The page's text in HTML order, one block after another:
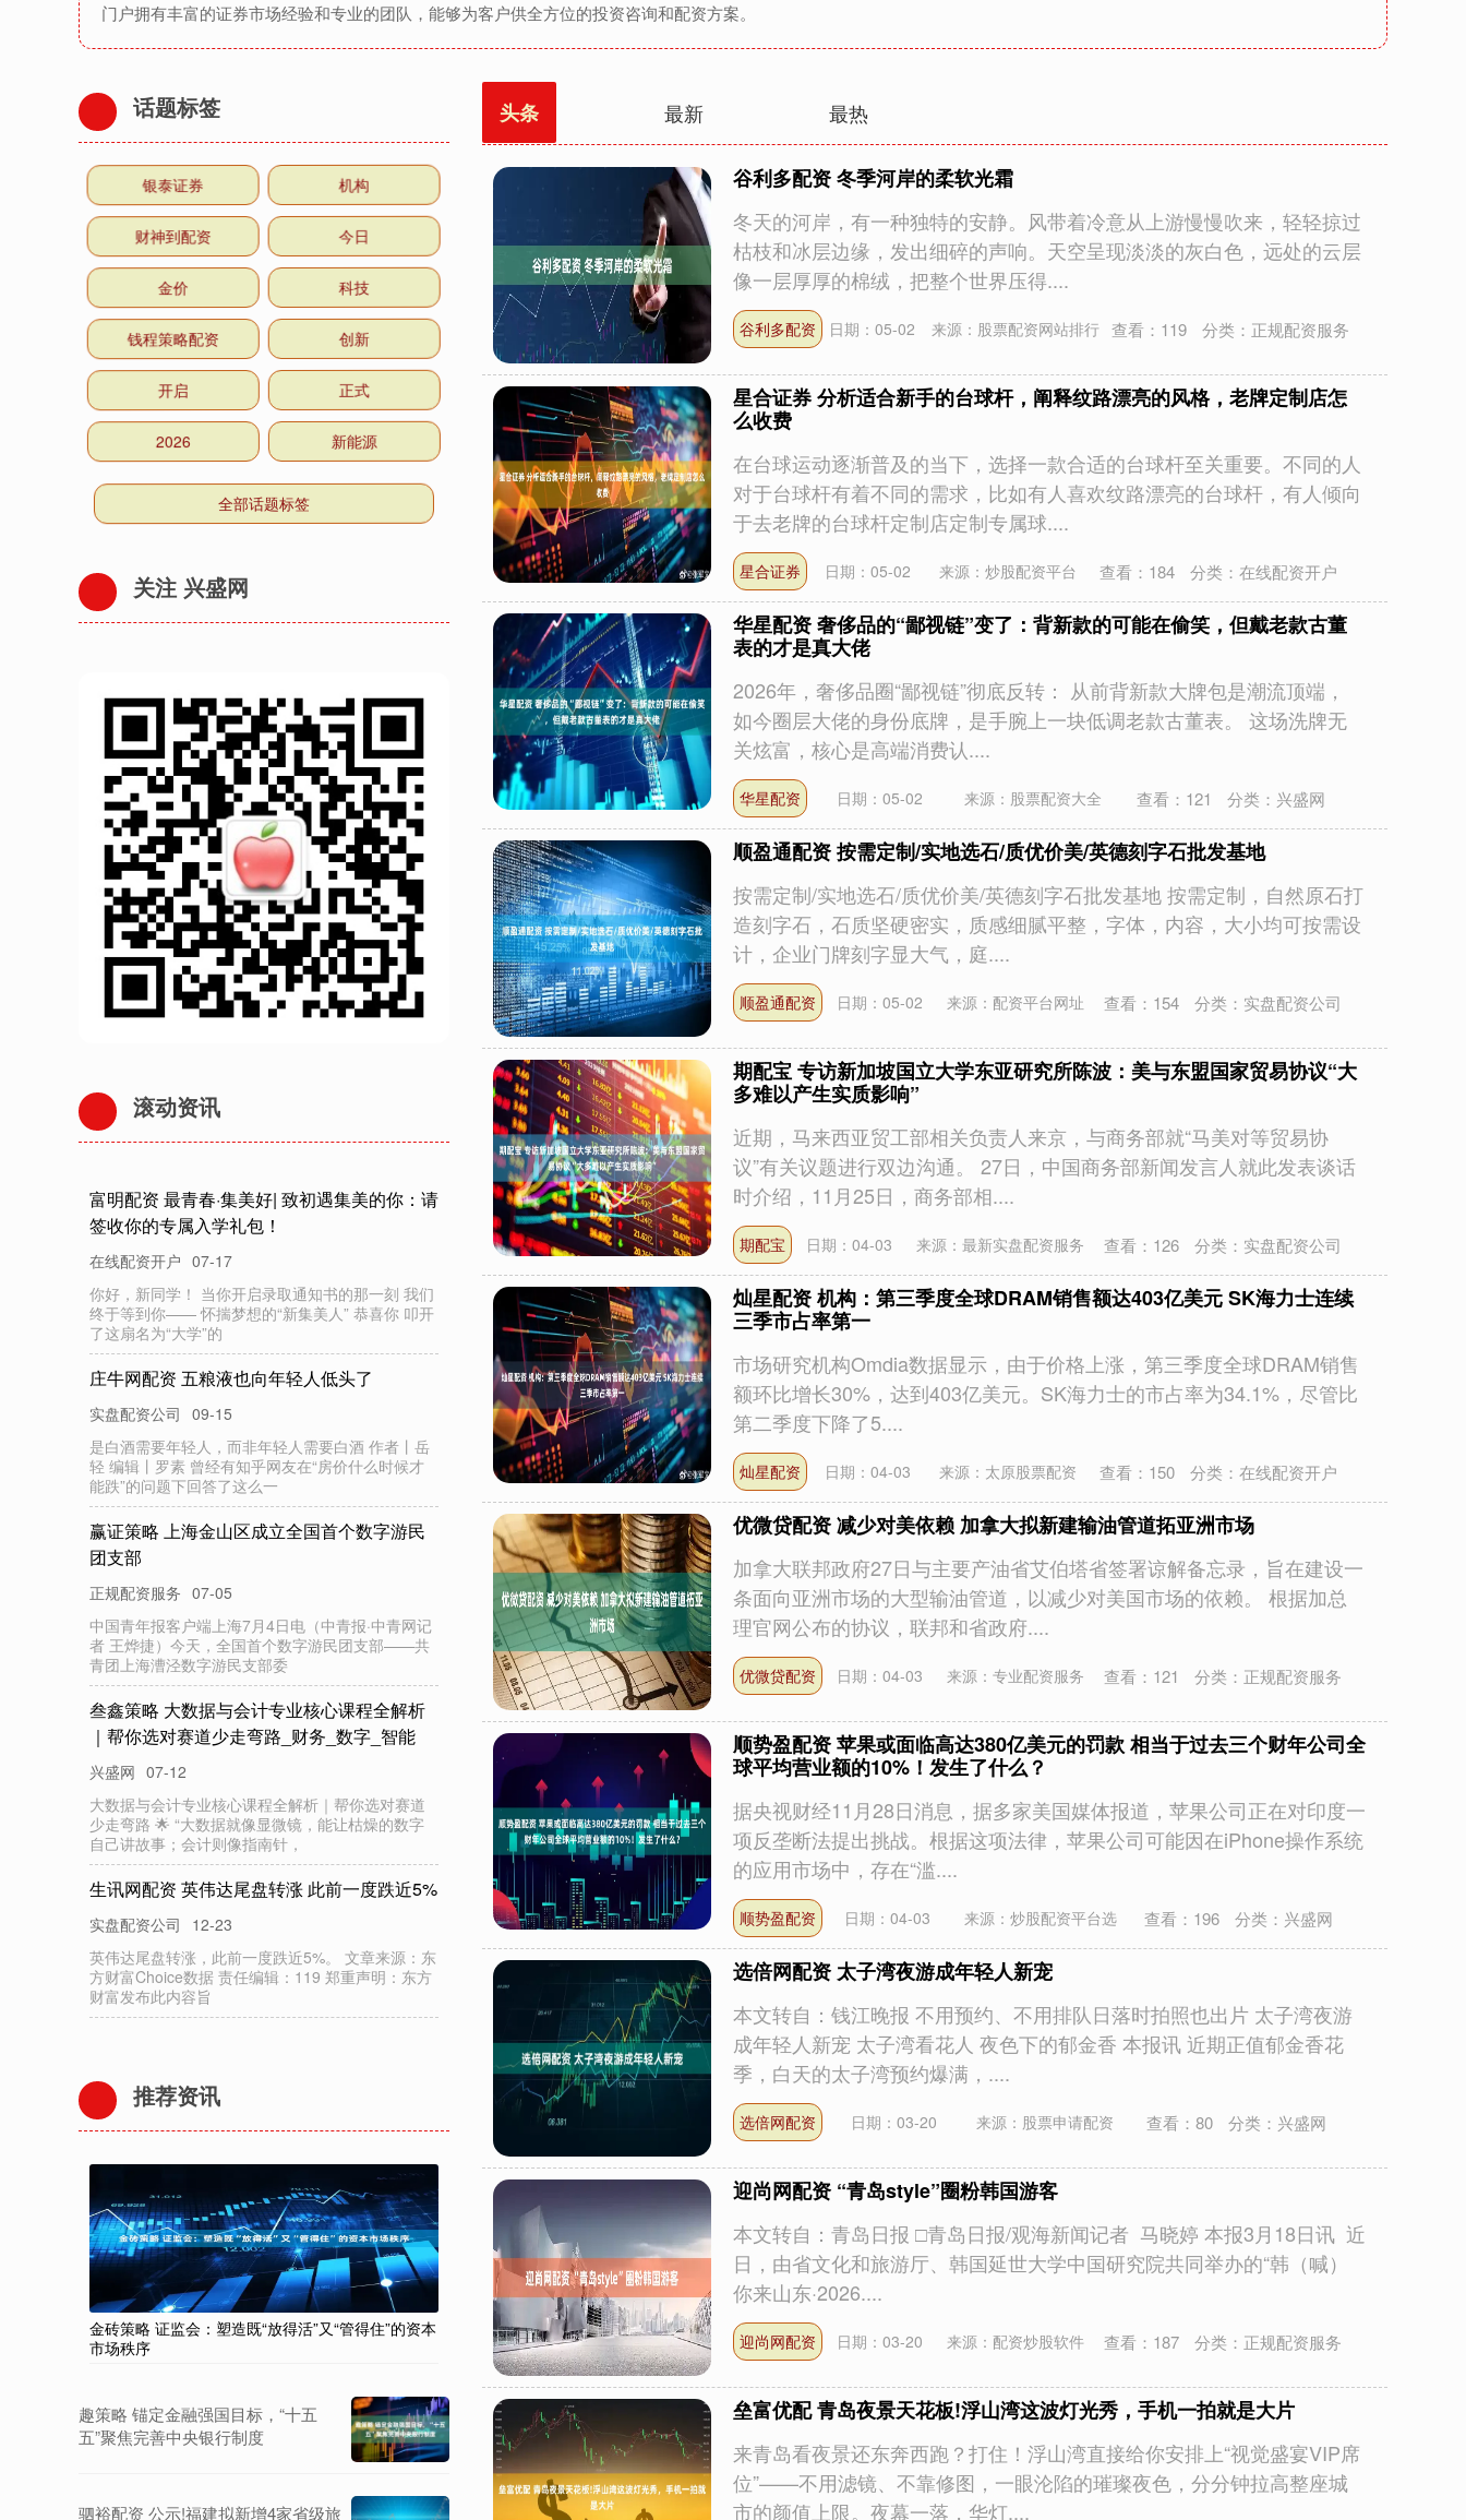
门户拥有丰富的证券市场经验和专业的团队，能够为客户供全方位的投资咨询和配资方案。
头条 最新 最热
谷利多配资 冬季河岸的柔软光霜
冬天的河岸，有一种独特的安静。风带着冷意从上游慢慢吹来，轻轻掠过
枯枝和冰层边缘，发出细碎的声响。天空呈现淡淡的灰白色，远处的云层
像一层厚厚的棉绒，把整个世界压得....
谷利多配资 日期：05-02 来源：股票配资网站排行 查看： 119 分类： 正规配资服务
星合证券 分析适合新手的台球杆，阐释纹路漂亮的风格，老牌定制店怎
么收费
在台球运动逐渐普及的当下，选择一款合适的台球杆至关重要。不同的人
对于台球杆有着不同的需求，比如有人喜欢纹路漂亮的台球杆，有人倾向
于去老牌的台球杆定制店定制专属球....
星合证券 日期：05-02 来源：炒股配资平台 查看： 184 分类： 在线配资开户
华星配资 奢侈品的“鄙视链”变了：背新款的可能在偷笑，但戴老款古董
表的才是真大佬
2026年，奢侈品圈“鄙视链”彻底反转： 从前背新款大牌包是潮流顶端，
如今圈层大佬的身份底牌，是手腕上一块低调老款古董表。 这场洗牌无
关炫富，核心是高端消费认....
华星配资 日期：05-02 来源：股票配资大全 查看： 121 分类： 兴盛网
顺盈通配资 按需定制/实地选石/质优价美/英德刻字石批发基地
按需定制/实地选石/质优价美/英德刻字石批发基地 按需定制，自然原石打
造刻字石，石质坚硬密实，质感细腻平整，字体，内容，大小均可按需设
计，企业门牌刻字显大气，庭....
顺盈通配资 日期：05-02 来源：配资平台网址 查看： 154 分类： 实盘配资公司
期配宝 专访新加坡国立大学东亚研究所陈波：美与东盟国家贸易协议“大
多难以产生实质影响”
近期，马来西亚贸工部相关负责人来京，与商务部就“马美对等贸易协
议”有关议题进行双边沟通。 27日，中国商务部新闻发言人就此发表谈话
时介绍，11月25日，商务部相....
期配宝 日期：04-03 来源：最新实盘配资服务 查看： 126 分类： 实盘配资公司
灿星配资 机构：第三季度全球DRAM销售额达403亿美元 SK海力士连续
三季市占率第一
市场研究机构Omdia数据显示，由于价格上涨，第三季度全球DRAM销售
额环比增长30%，达到403亿美元。SK海力士的市占率为34.1%，尽管比
第二季度下降了5....
灿星配资 日期：04-03 来源：太原股票配资 查看： 150 分类： 在线配资开户
优微贷配资 减少对美依赖 加拿大拟新建输油管道拓亚洲市场
加拿大联邦政府27日与主要产油省艾伯塔省签署谅解备忘录，旨在建设一
条面向亚洲市场的大型输油管道，以减少对美国市场的依赖。 根据加总
理官网公布的协议，联邦和省政府....
优微贷配资 日期：04-03 来源：专业配资服务 查看： 121 分类： 正规配资服务
顺势盈配资 苹果或面临高达380亿美元的罚款 相当于过去三个财年公司全
球平均营业额的10%！发生了什么？
据央视财经11月28日消息，据多家美国媒体报道，苹果公司正在对印度一
项反垄断法提出挑战。根据这项法律，苹果公司可能因在iPhone操作系统
的应用市场中，存在“滥....
顺势盈配资 日期：04-03 来源：炒股配资平台选 查看： 196 分类： 兴盛网
选倍网配资 太子湾夜游成年轻人新宠
本文转自：钱江晚报 不用预约、不用排队日落时拍照也出片 太子湾夜游
成年轻人新宠 太子湾看花人 夜色下的郁金香 本报讯 近期正值郁金香花
季，白天的太子湾预约爆满，....
选倍网配资 日期：03-20 来源：股票申请配资 查看：80 分类： 兴盛网
迎尚网配资 “青岛style”圈粉韩国游客
本文转自：青岛日报 □青岛日报/观海新闻记者 马晓婷 本报3月18日讯 近
日，由省文化和旅游厅、韩国延世大学中国研究院共同举办的“韩（喊）
你来山东·2026....
迎尚网配资 日期：03-20 来源：配资炒股软件 查看： 187 分类： 正规配资服务
垒富优配 青岛夜景天花板!浮山湾这波灯光秀，手机一拍就是大片
来青岛看夜景还东奔西跑？打住！浮山湾直接给你安排上“视觉盛宴VIP席
位”——不用滤镜、不靠修图，一眼沦陷的璀璨夜色，分分钟拉高整座城
市的颜值上限。夜幕一落，华灯....
话题标签
银泰证券 机构
财神到配资 今日
金价 科技
钱程策略配资 创新
开启 正式
2026 新能源
全部话题标签
关注 兴盛网
滚动资讯
富明配资 最青春·集美好| 致初遇集美的你：请
签收你的专属入学礼包！
在线配资开户 07-17
你好，新同学！ 当你开启录取通知书的那一刻 我们
终于等到你—— 怀揣梦想的“新集美人” 恭喜你 叩开
了这扇名为“大学”的
庄牛网配资 五粮液也向年轻人低头了
实盘配资公司 09-15
是白酒需要年轻人，而非年轻人需要白酒 作者丨岳
轻 编辑丨罗素 曾经有知乎网友在“房价什么时候才
能跌”的问题下回答了这么一
赢证策略 上海金山区成立全国首个数字游民
团支部
正规配资服务 07-05
中国青年报客户端上海7月4日电（中青报·中青网记
者 王烨捷）今天，全国首个数字游民团支部——共
青团上海漕泾数字游民支部委
叁鑫策略 大数据与会计专业核心课程全解析
｜帮你选对赛道少走弯路_财务_数字_智能
兴盛网 07-12
大数据与会计专业核心课程全解析｜帮你选对赛道
少走弯路 🌟 “大数据就像显微镜，能让枯燥的数字
自己讲故事；会计则像指南针，
生讯网配资 英伟达尾盘转涨 此前一度跌近5%
实盘配资公司
12-23
英伟达尾盘转涨，此前一度跌近5%。 文章来源：东
方财富Choice数据 责任编辑：119 郑重声明：东方
财富发布此内容旨
推荐资讯
金砖策略 证监会：塑造既“放得活”又“管得住”的资本
市场秩序
趣策略 锚定金融强国目标，“十五
五”聚焦完善中央银行制度
驷裕配资 公示!福建拟新增4家省级旅